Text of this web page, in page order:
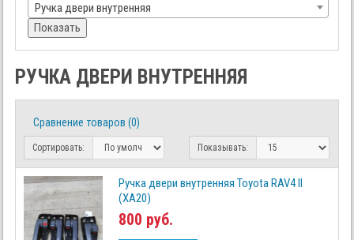
Ручка двери внутренняя
Показать
РУЧКА ДВЕРИ ВНУТРЕННЯЯ
Сравнение товаров (0)
Сортировать: Показывать:
Ручка двери внутренняя Toyota RAV4 II
(XA20)
800 руб.